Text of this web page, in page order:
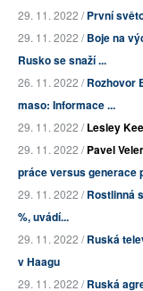
29. 11. 2022 /První
29. 11. 2022 /Boje na
Rusko se snaží ...
26. 11. 2022 /Rozhovor
maso: Informace ...
29. 11. 2022 /Lesley
29. 11. 2022 /Pavel
práce versus generace
29. 11. 2022 /Rostlinná
%, uvádí...
29. 11. 2022 /Ruská
v Haagu
29. 11. 2022 /Ruská